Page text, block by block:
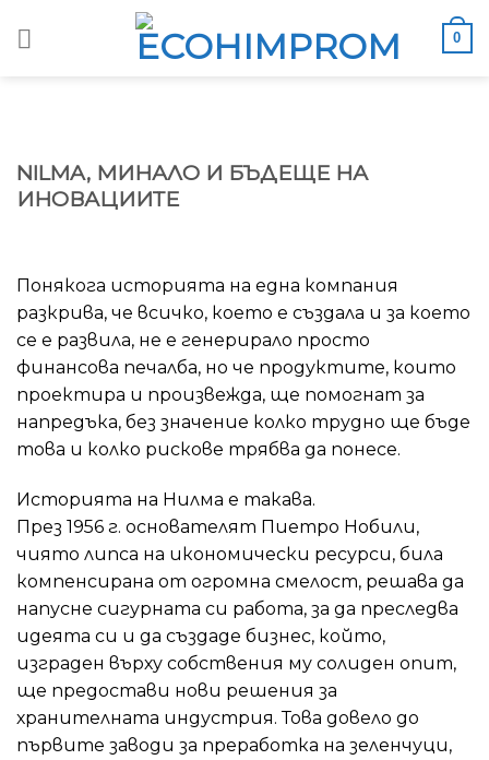
0
NILMA, МИНАЛО И БЪДЕЩЕ НА
ИНОВАЦИИТЕ
Понякога историята на една компания
разкрива, че всичко, което е създала и за което
се е развила, не е генерирало просто
финансова печалба, но че продуктите, които
проектира и произвежда, ще помогнат за
напредъка, без значение колко трудно ще бъде
това и колко рискове трябва да понесе.
Историята на Нилма е такава.
През 1956 г. основателят Пиетро Нобили,
чиято липса на икономически ресурси, била
компенсирана от огромна смелост, решава да
напусне сигурната си работа, за да преследва
идеята си и да създаде бизнес, който,
изграден върху собствения му солиден опит,
ще предостави нови решения за
хранителната индустрия. Това довело до
първите заводи за преработка на зеленчуци,